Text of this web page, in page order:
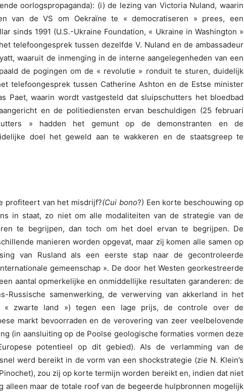
oorlogspropaganda): (i) de lezing van Victoria Nuland, waarin
van de VS om Oekraïne te « democratiseren » prees, een
sinds 1991 (U.S.-Ukraine Foundation, « Ukraine in Washington »
telefoongesprek tussen dezelfde V. Nuland en de ambassadeur
waaruit de inmenging in de interne aangelegenheden van een
de pogingen om de « revolutie » ronduit te sturen, duidelijk
telefoongesprek tussen Catherine Ashton en de Estse minister
Paet, waarin wordt vastgesteld dat sluipschutters het bloedbad
en de politiediensten ervan beschuldigen (25 februari
» hadden het gemunt op de demonstranten en de
doel het geweld aan te wakkeren en de staatsgreep te
profiteert van het misdrijf?(Cui bono?) Een korte beschouwing op
in staat, zo niet om alle modaliteiten van de strategie van de
te begrijpen, dan toch om het doel ervan te begrijpen. De
manieren worden opgevat, maar zij komen alle samen op
van Rusland als een eerste stap naar de gecontroleerde
gemeenschap ». De door het Westen georkestreerde
aantal opmerkelijke en onmiddellijke resultaten garanderen: de
Russische samenwerking, de verwerving van akkerland in het
« zwarte land ») tegen een lage prijs, de controle over de
markt bevoorraden en de verovering van zeer veelbelovende
(in aansluiting op de Poolse geologische formaties vormen deze
potentieel op dit gebied). Als de verlamming van de
werd bereikt in de vorm van een shockstrategie (zie N. Klein’s
zou zij op korte termijn worden bereikt en, indien dat niet
alleen maar de totale roof van de begeerde hulpbronnen mogelijk